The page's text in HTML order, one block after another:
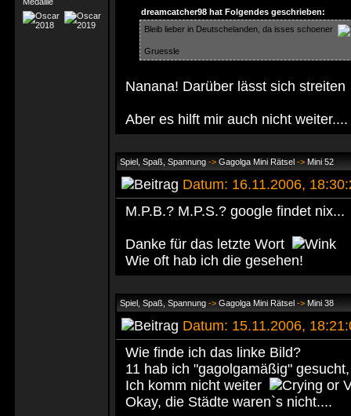
dreamcatcher98 hat Folgendes geschrieben:
Bleib lieber in Deutschelanden, da isses schoener
Gruessle
Nanana! Darüber lässt sich
Aber es hilft mir auch nicht weiter....
Spiel, Spaß, Spannung -> Gagolga Mini Rätsel -> Mini 52
Datum: 16.11.2006,
M.P.B.? M.P.S.? google findet nix...
Danke für das letzte Wort
Wie oft hab ich die gesehen!
Spiel, Spaß, Spannung -> Gagolga Mini Rätsel -> Mini 38
Datum: 15.11.2006,
Wie finde ich das linke Bild?
11 hab ich "gagolgamäßig"
Ich komm nicht weiter
Okay, die Städte waren`s nicht....